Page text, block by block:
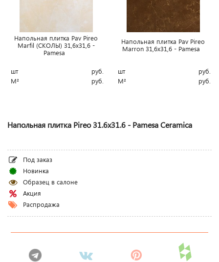
Напольная плитка Pav Pireo
Marfil (СКОЛЫ) 31,6x31,6 -
Pamesa
шт
руб.
М²
руб.
Напольная плитка Pav Pireo
Marron 31,6x31,6 - Pamesa
шт
руб.
М²
руб.
Напольная плитка Pireo 31.6x31.6 - Pamesa Ceramica
Под заказ
Новинка
Образец в салоне
Акция
Распродажа